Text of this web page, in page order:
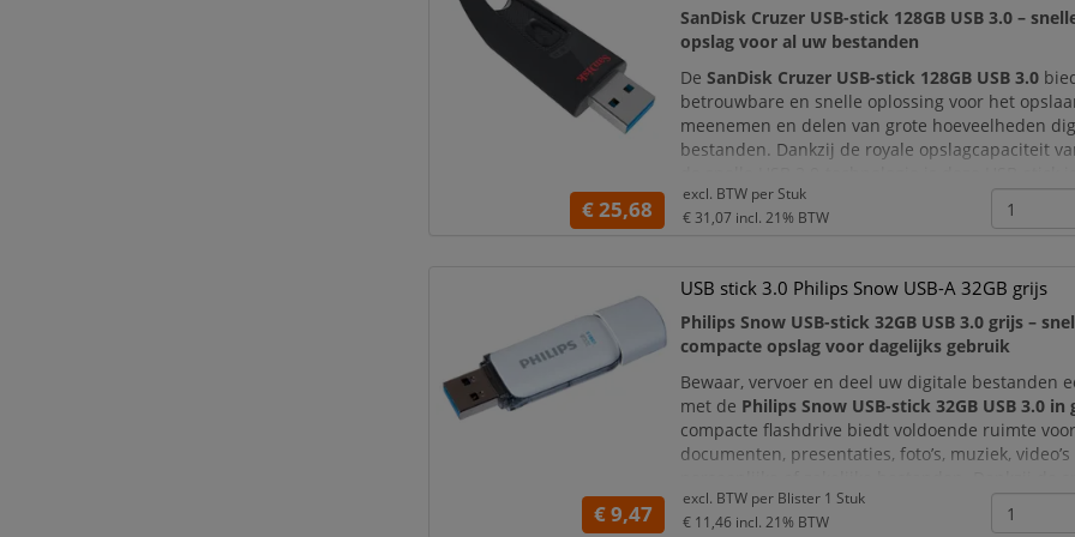
SanDisk Cruzer USB-stick 128GB USB 3.0 –
opslag voor al uw bestanden
DeSanDisk Cruzer USB-stick 128GB USB 3.0
betrouwbare en snelle oplossing voor het
meenemen en delen van grote hoeveelheden
bestanden. Dankzij de royale opslagcapaciteit
documenten, foto's, video's, presentaties,
Het compacte ontwerp m
€ 25,68
excl. BTW per Stuk
€ 31,07 incl. 21% BTW
USB stick 3.0 Philips Snow USB-A 32GB grijs
Philips Snow USB-stick 32GB USB 3.0 grijs –
compacte opslag voor dagelijks gebruik
Bewaar, vervoer en deel uw digitale bestanden
met de Philips Snow USB-stick 32GB USB 3.0 in
compacte flashdrive biedt voldoende ruimte voor
documenten, presentaties, foto’s, muziek,
interface zet u ook grotere bestanden efficiënt
€ 9,47
excl. BTW per Blister 1 Stuk
€ 11,46 incl. 21% BTW